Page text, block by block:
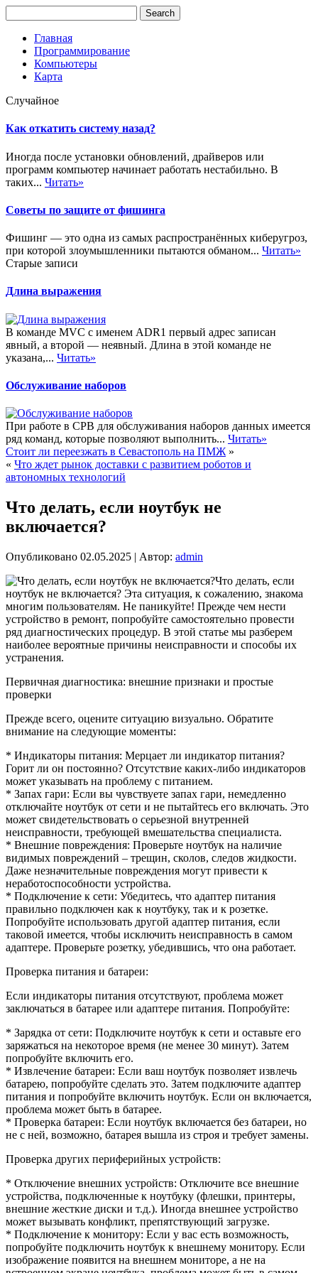
Главная
Программирование
Компьютеры
Карта
Случайное
Как откатить систему назад?
Иногда после установки обновлений, драйверов или
программ компьютер начинает работать нестабильно. В
таких... Читать»
Советы по защите от фишинга
Фишинг — это одна из самых распространённых киберугроз,
при которой злоумышленники пытаются обманом... Читать»
Старые записи
Длина выражения
В команде MVC с именем ADR1 первый адрес записан
явный, а второй — неявный. Длина в этой команде не
указана,... Читать»
Обслуживание наборов
При работе в СРВ для обслуживания наборов данных имеется
ряд команд, которые позволяют выполнить... Читать»
Стоит ли переезжать в Севастополь на ПМЖ »
« Что ждет рынок доставки с развитием роботов и
автономных технологий
Что делать, если ноутбук не
включается?
Опубликовано 02.05.2025 | Автор: admin
Что делать, если
ноутбук не включается? Эта ситуация, к сожалению, знакома
многим пользователям. Не паникуйте! Прежде чем нести
устройство в ремонт, попробуйте самостоятельно провести
ряд диагностических процедур. В этой статье мы разберем
наиболее вероятные причины неисправности и способы их
устранения.
Первичная диагностика: внешние признаки и простые
проверки
Прежде всего, оцените ситуацию визуально. Обратите
внимание на следующие моменты:
* Индикаторы питания: Мерцает ли индикатор питания?
Горит ли он постоянно? Отсутствие каких-либо индикаторов
может указывать на проблему с питанием.
* Запах гари: Если вы чувствуете запах гари, немедленно
отключайте ноутбук от сети и не пытайтесь его включать. Это
может свидетельствовать о серьезной внутренней
неисправности, требующей вмешательства специалиста.
* Внешние повреждения: Проверьте ноутбук на наличие
видимых повреждений – трещин, сколов, следов жидкости.
Даже незначительные повреждения могут привести к
неработоспособности устройства.
* Подключение к сети: Убедитесь, что адаптер питания
правильно подключен как к ноутбуку, так и к розетке.
Попробуйте использовать другой адаптер питания, если
таковой имеется, чтобы исключить неисправность в самом
адаптере. Проверьте розетку, убедившись, что она работает.
Проверка питания и батареи:
Если индикаторы питания отсутствуют, проблема может
заключаться в батарее или адаптере питания. Попробуйте:
* Зарядка от сети: Подключите ноутбук к сети и оставьте его
заряжаться на некоторое время (не менее 30 минут). Затем
попробуйте включить его.
* Извлечение батареи: Если ваш ноутбук позволяет извлечь
батарею, попробуйте сделать это. Затем подключите адаптер
питания и попробуйте включить ноутбук. Если он включается,
проблема может быть в батарее.
* Проверка батареи: Если ноутбук включается без батареи, но
не с ней, возможно, батарея вышла из строя и требует замены.
Проверка других периферийных устройств:
* Отключение внешних устройств: Отключите все внешние
устройства, подключенные к ноутбуку (флешки, принтеры,
внешние жесткие диски и т.д.). Иногда внешнее устройство
может вызывать конфликт, препятствующий загрузке.
* Подключение к монитору: Если у вас есть возможность,
попробуйте подключить ноутбук к внешнему монитору. Если
изображение появится на внешнем мониторе, а не на